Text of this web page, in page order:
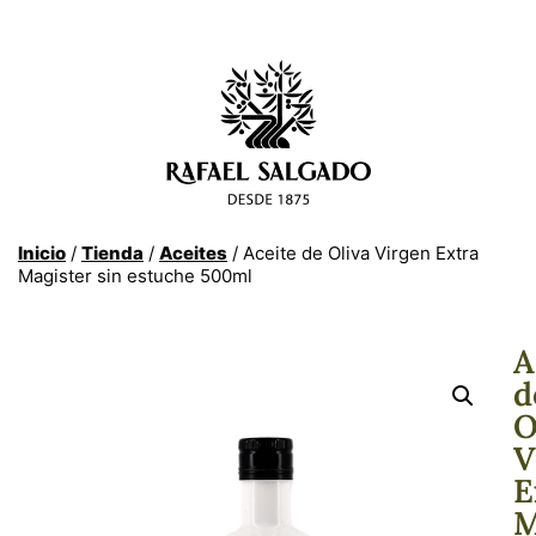
Inicio / Tienda / Aceites / Aceite de Oliva Virgen Extra
Magister sin estuche 500ml